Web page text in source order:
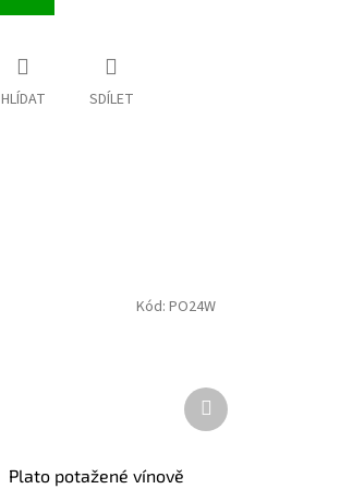
HLÍDAT SDÍLET
Plato potažené vínově
Kód: PO24W
Další
produkt